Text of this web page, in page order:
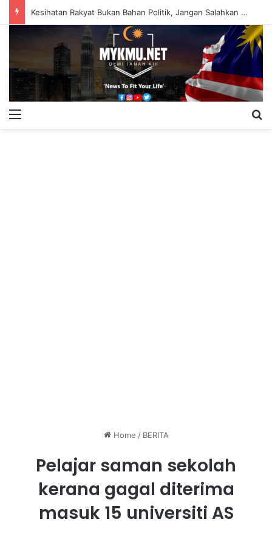
Kesihatan Rakyat Bukan Bahan Politik, Jangan Salahkan Onn Hafiz – Haslinda Salleh
Home / BERITA
Pelajar saman sekolah
kerana gagal diterima
masuk 15 universiti AS